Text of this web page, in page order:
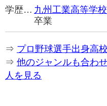
学歴… 九州工業高等学
卒業
⇒ プロ野球選手出身高
⇒ 他のジャンルも合わ
人を見る